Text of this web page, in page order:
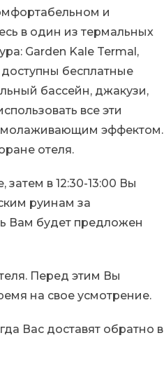
и
в один из термальных
Garden Kale Termal,
бесплатные
бассейн, джакузи,
все эти
эффектом.
отеля.
затем в 12:30-13:00 Вы
руинам за
Вам будет предложен
Перед этим Вы
на свое усмотрение.
Вас доставят обратно в